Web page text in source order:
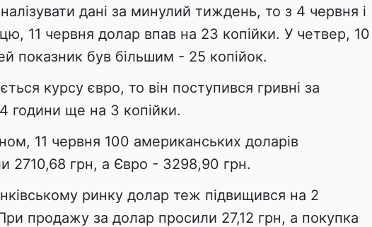
дані за минулий тиждень, то з 4 червня і
11 червня долар впав на 23 копійки. У четвер, 10
показник був більшим - 25 копійок.
курсу євро, то він поступився гривні за
години ще на 3 копійки.
11 червня 100 американських доларів
2710,68 грн, а Євро - 3298,90 грн.
ринку долар теж підвищився на 2
продажу за долар просили 27,12 грн, а покупка